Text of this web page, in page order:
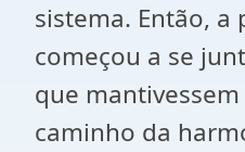
sistema. Então, a
começou a se
que
caminho da